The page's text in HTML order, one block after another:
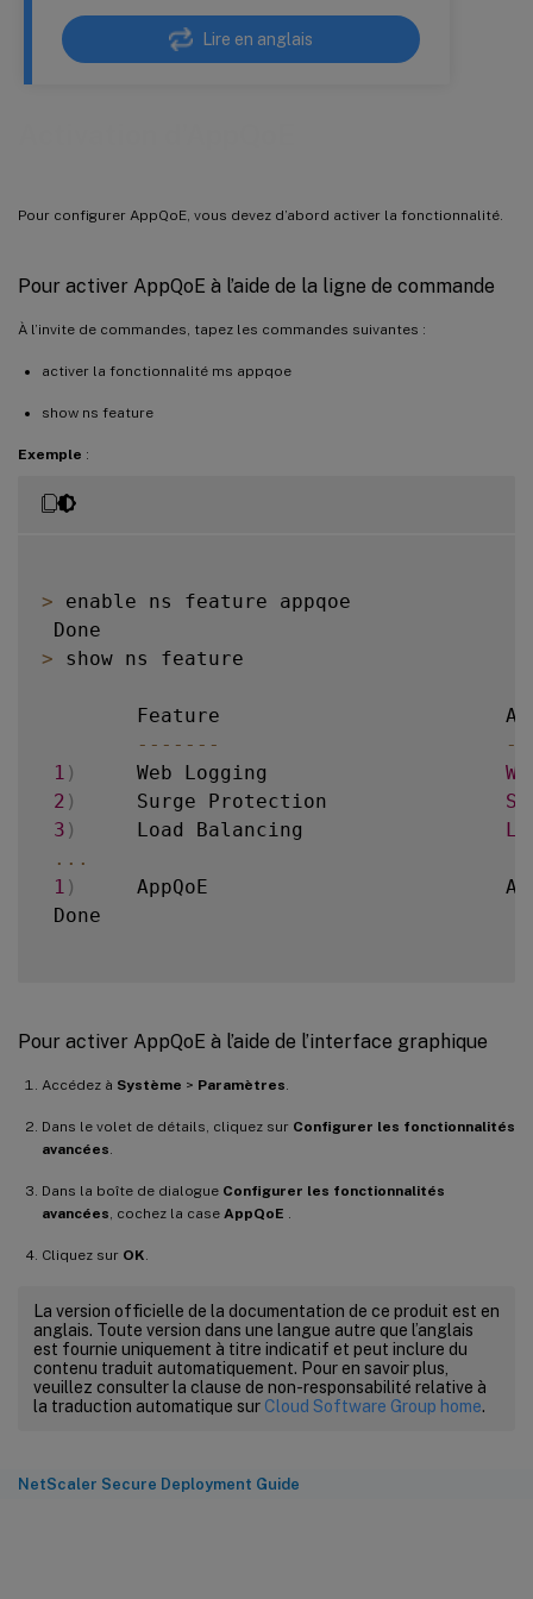
Lire en anglais
Pour configurer AppQoE, vous devez d’abord activer la fonctionnalité.
Pour activer AppQoE à l’aide de la ligne de commande
À l’invite de commandes, tapez les commandes suivantes :
activer la fonctionnalité ms appqoe
show ns feature
Exemple :
> enable ns feature appqoe
> show ns feature
Feature
-- -- -- - --
1 )
     Web Logging
WL
2 )
     Surge Protection
SP
3 )
     Load Balancing
LB
...
1 )
AppQoE
Done
Pour activer AppQoE à l’aide de l’interface graphique
Accédez à Système > Paramètres
Dans le volet de détails, cliquez sur Configurer les fonctionnalités
avancées
Dans la boîte de dialogue Configurer les fonctionnalités
avancées , cochez la case AppQoE
Cliquez sur OK
La version officielle de la documentation de ce produit est en
anglais. Toute version dans une langue autre que l’anglais
est fournie uniquement à titre indicatif et peut inclure du
contenu traduit automatiquement. Pour en savoir plus,
veuillez consulter la clause de non-responsabilité relative à
la traduction automatique sur Cloud Software Group home.
NetScaler Secure Deployment Guide